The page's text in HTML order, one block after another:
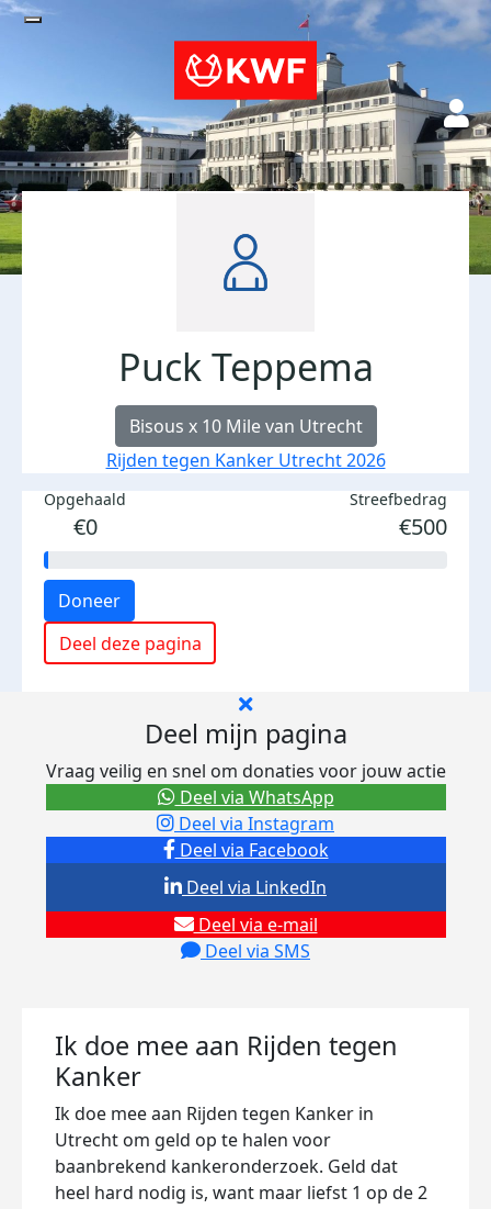
Puck Teppema
Bisous x 10 Mile van Utrecht
Rijden tegen Kanker Utrecht 2026
Opgehaald
€0
Streefbedrag
€500
Doneer
Deel deze pagina
Deel mijn pagina
Vraag veilig en snel om donaties voor jouw actie
Deel via Facebook
Deel via Instagram
Deel via e-mail
Deel via SMS
Deel via LinkedIn
Deel via WhatsApp
Ik doe mee aan Rijden tegen
Kanker
Ik doe mee aan Rijden tegen Kanker in
Utrecht om geld op te halen voor
baanbrekend kankeronderzoek. Geld dat
heel hard nodig is, want maar liefst 1 op de 2